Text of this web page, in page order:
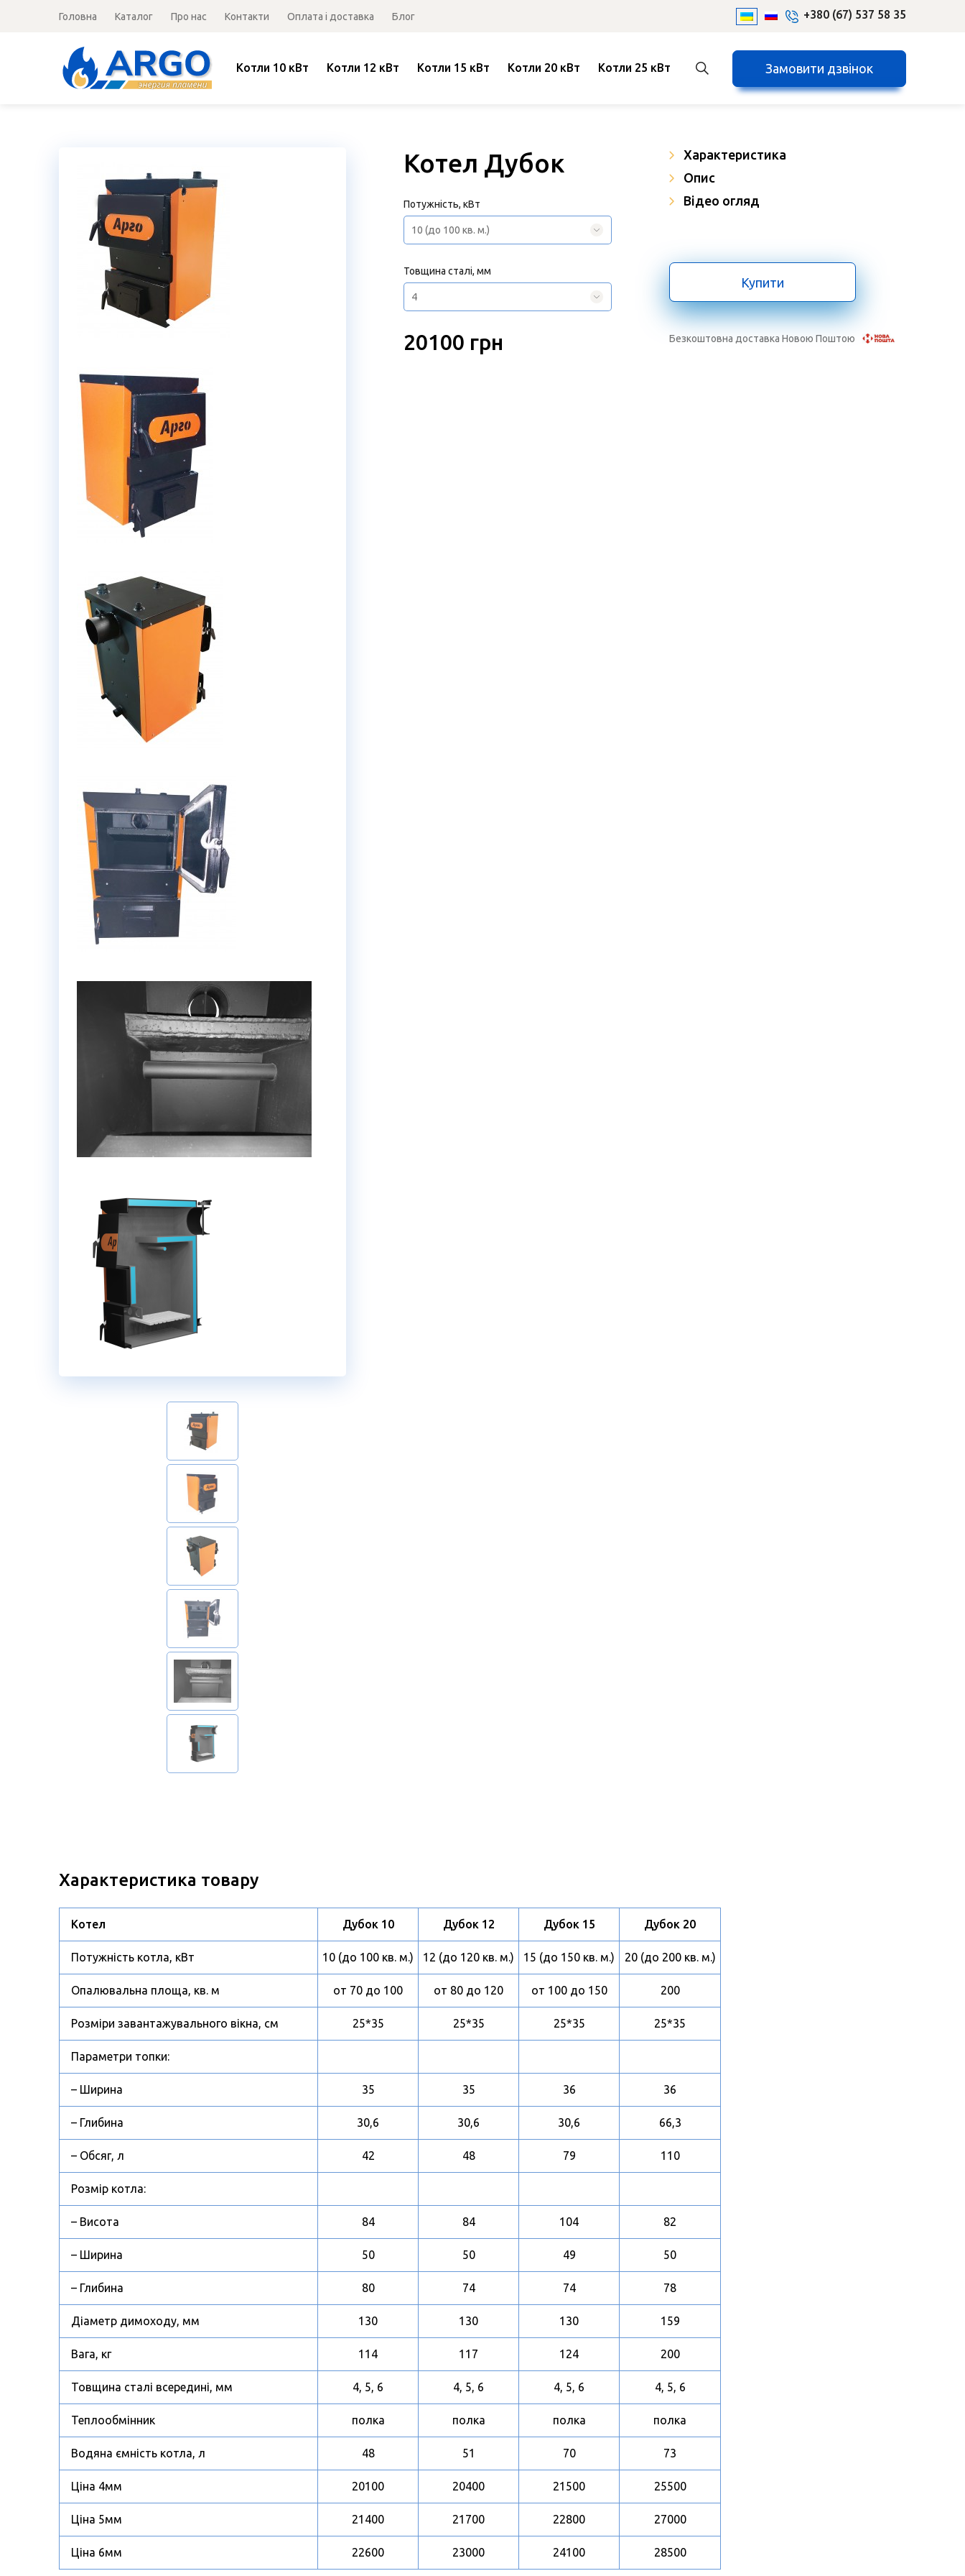
Головна Каталог Про нас Контакти Оплата і доставка Блог +380 (67) 537 58 35
Котли 10 кВт Котли 12 кВт Котли 15 кВт Котли 20 кВт Котли 25 кВт Замовити дзвінок
Котел Дубок
Потужність, кВт
10 (до 100 кв. м.)
Товщина сталі, мм
4
20100 грн
Характеристика
Опис
Відео огляд
Купити
Безкоштовна доставка Новою Поштою
Характеристика товару
Котел Дубок 10 Дубок 12 Дубок 15 Дубок 20
Потужність котла, кВт 10 (до 100 кв. м.) 12 (до 120 кв. м.) 15 (до 150 кв. м.) 20 (до 200 кв. м.)
Опалювальна площа, кв. м от 70 до 100 от 80 до 120 от 100 до 150 200
Розміри завантажувального вікна, см 25*35 25*35 25*35 25*35
Параметри топки:
– Ширина 35 35 36 36
– Глибина 30,6 30,6 30,6 66,3
– Обсяг, л 42 48 79 110
Розмір котла:
– Висота 84 84 104 82
– Ширина 50 50 49 50
– Глибина 80 74 74 78
Діаметр димоходу, мм 130 130 130 159
Вага, кг 114 117 124 200
Товщина сталі всередині, мм 4, 5, 6 4, 5, 6 4, 5, 6 4, 5, 6
Теплообмінник полка полка полка полка
Водяна ємність котла, л 48 51 70 73
Ціна 4мм 20100 20400 21500 25500
Ціна 5мм 21400 21700 22800 27000
Ціна 6мм 22600 23000 24100 28500